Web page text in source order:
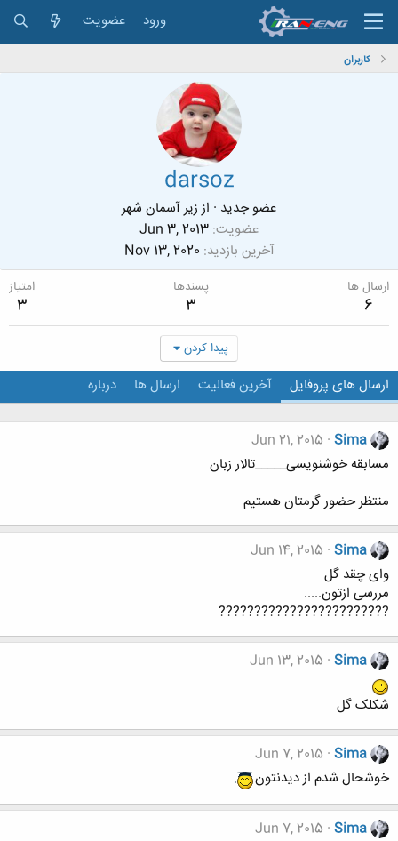
ورود عضویت
کاربران
darsoz
عضو جدید · از زیر آسمان شهر
عضویت Jun 3, 2013
آخرین بازدید Nov 13, 2020
ارسال ها
6
پسندها
3
امتیاز
3
پیدا کردن
ارسال های پروفایل آخرین فعالیت ارسال ها درباره
Sima
Jun 21, 2015
مسابقه خوشنویسی_____تالار زبان
منتظر حضور گرمتان هستیم
Sima
Jun 14, 2015
وای چقد گل
مررسی ازتون.....
????????????????????????
Sima
Jun 13, 2015
شکلک گل
Sima
Jun 7, 2015
خوشحال شدم از دیدنتون
Sima
Jun 7, 2015